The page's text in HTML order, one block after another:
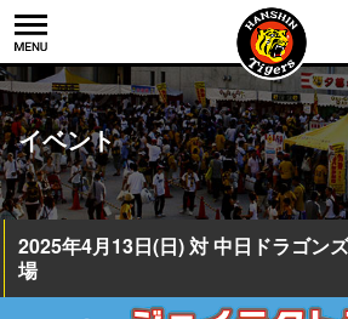
イベント
2025年4月13日(日) 対 中日ドラゴン
場